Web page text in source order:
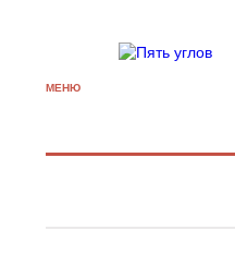
МЕНЮ